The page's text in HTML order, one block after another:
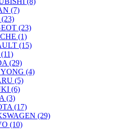
(7)
(23)
(23)
(1)
(15)
(11)
(29)
(4)
(5)
(6)
(3)
(17)
(29)
(10)